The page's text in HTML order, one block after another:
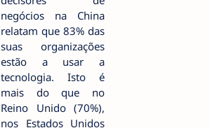
negócios na China
relatam que 83% das
suas organizações
estão a usar a
tecnologia. Isto é
mais do que no
Reino Unido (70%),
nos Estados Unidos